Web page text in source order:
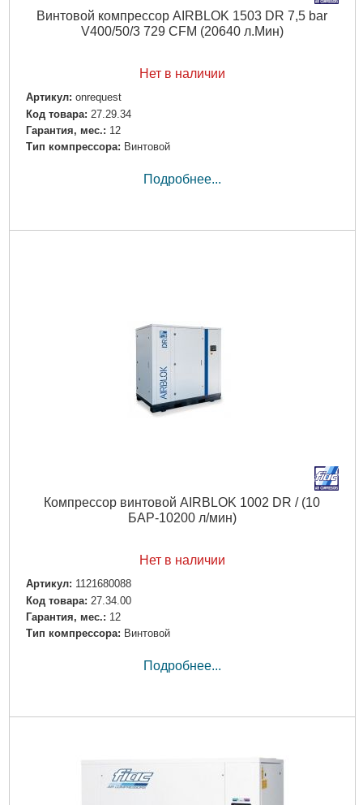
Винтовой компрессор AIRBLOK 1503 DR 7,5 bar
V400/50/3 729 CFM (20640 л.Мин)
Нет в наличии
Артикул: onrequest
Код товара: 27.29.34
Гарантия, мес.: 12
Тип компрессора: Винтовой
Подробнее...
Компрессор винтовой AIRBLOK 1002 DR / (10
БАР-10200 л/мин)
Нет в наличии
Артикул: 1121680088
Код товара: 27.34.00
Гарантия, мес.: 12
Тип компрессора: Винтовой
Подробнее...